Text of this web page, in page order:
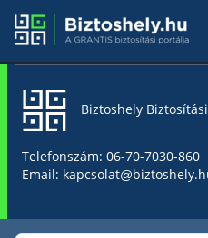
Biztoshely
Telefonszám: 06-70-7030-860
Email: